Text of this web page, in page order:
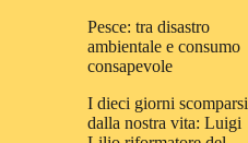
Pesce: tra disastro
ambientale e consumo
consapevole
I dieci giorni scomparsi
dalla nostra vita: Luigi